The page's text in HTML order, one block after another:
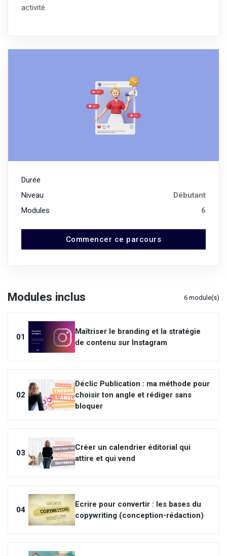
activité.
Durée
Niveau
Débutant
Modules
6
Commencer ce parcours
Modules inclus 6 module(s)
01
Maîtriser le branding et la stratégie
de contenu sur Instagram
02
Déclic Publication : ma méthode pour
choisir ton angle et rédiger sans
bloquer
03
Créer un calendrier éditorial qui
attire et qui vend
04
Ecrire pour convertir : les bases du
copywriting (conception-rédaction)